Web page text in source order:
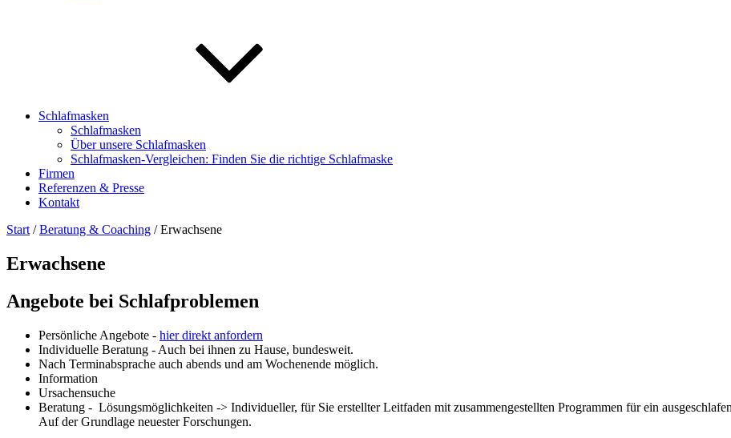
Schlafmasken
Schlafmasken
Über unsere Schlafmasken
Schlafmasken-Vergleichen: Finden Sie die richtige Schlafmaske
Firmen
Referenzen & Presse
Kontakt
Start /Beratung & Coaching / Erwachsene
Erwachsene
Angebote bei Schlafproblemen
Persönliche Angebote - hier direkt anfordern
Individuelle Beratung - Auch bei ihnen zu Hause, bundesweit.
Nach Terminabsprache auch abends und am Wochenende möglich.
Information
Ursachensuche
Beratung - Lösungsmöglichkeiten -> Individueller, für Sie erstellter Leitfaden mit zusammengestellten Programmen für ein
Auf der Grundlage neuester Forschungen.